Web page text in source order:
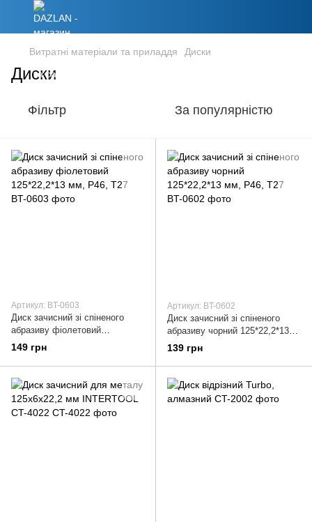
Витратні матеріали та приладдя Диски
Диски
Фільтр За популярністю
Артикул: BT-0603
Диск зачисний зі спіненого
абразиву фіолетовий
125*22,2*13 мм, P46, T27
149 грн
Артикул: BT-0602
Диск зачисний зі спіненого
абразиву чорний 125*22,2*13
мм, P46, T27
139 грн